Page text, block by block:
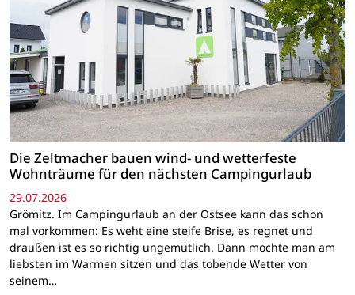
Die Zeltmacher bauen wind- und wetterfeste
Wohnträume für den nächsten Campingurlaub
29.07.2026
Grömitz. Im Campingurlaub an der Ostsee kann das schon
mal vorkommen: Es weht eine steife Brise, es regnet und
draußen ist es so richtig ungemütlich. Dann möchte man am
liebsten im Warmen sitzen und das tobende Wetter von
seinem…